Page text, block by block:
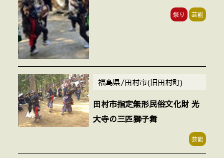
祭り 芸能
福島県/田村市(旧田村町)
田村市指定無形民俗文化財 光
大寺の三匹獅子舞
芸能